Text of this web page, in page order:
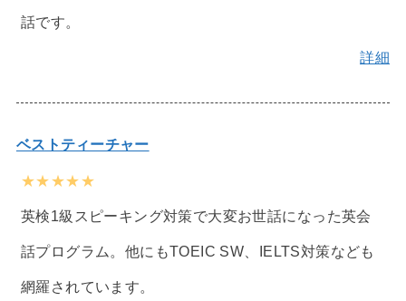
話です。
詳細
ベストティーチャー
★★★★★
英検1級スピーキング対策で大変お世話になった英会
話プログラム。他にもTOEIC SW、IELTS対策なども
網羅されています。